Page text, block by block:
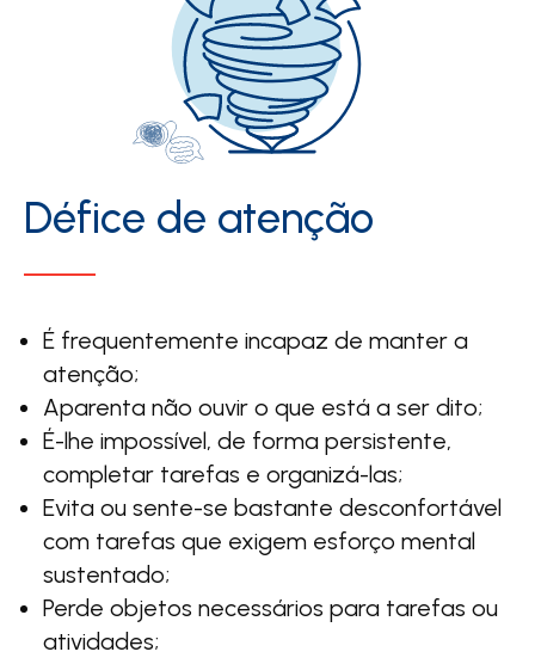
Défice de atenção
É frequentemente incapaz de manter a
atenção;
Aparenta não ouvir o que está a ser dito;
É-lhe impossível, de forma persistente,
completar tarefas e organizá-las;
Evita ou sente-se bastante desconfortável
com tarefas que exigem esforço mental
sustentado;
Perde objetos necessários para tarefas ou
atividades;